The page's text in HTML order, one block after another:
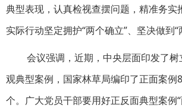
典型表现，认真检视查摆问题，精准务实
实际行动坚定拥护“两个确立”、坚决做到“
会议强调，近期，中央层面印发了
观典型案例，国家林草局编印了正面案例
个。广大党员干部要用好正反面典型案例